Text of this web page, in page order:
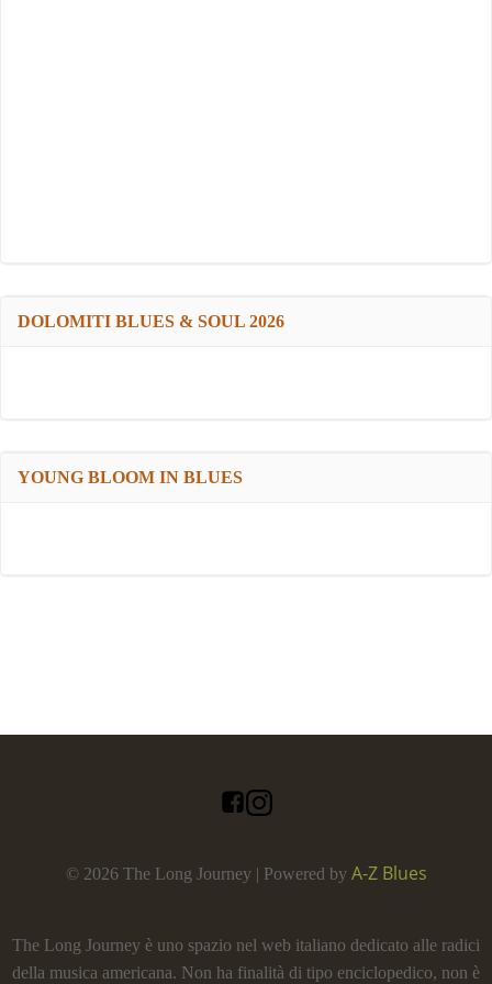
DOLOMITI BLUES & SOUL 2026
YOUNG BLOOM IN BLUES
© 2026 The Long Journey | Powered by A-Z Blues
The Long Journey è uno spazio nel web italiano dedicato alle radici
della musica americana. Non ha finalità di tipo enciclopedico, non è